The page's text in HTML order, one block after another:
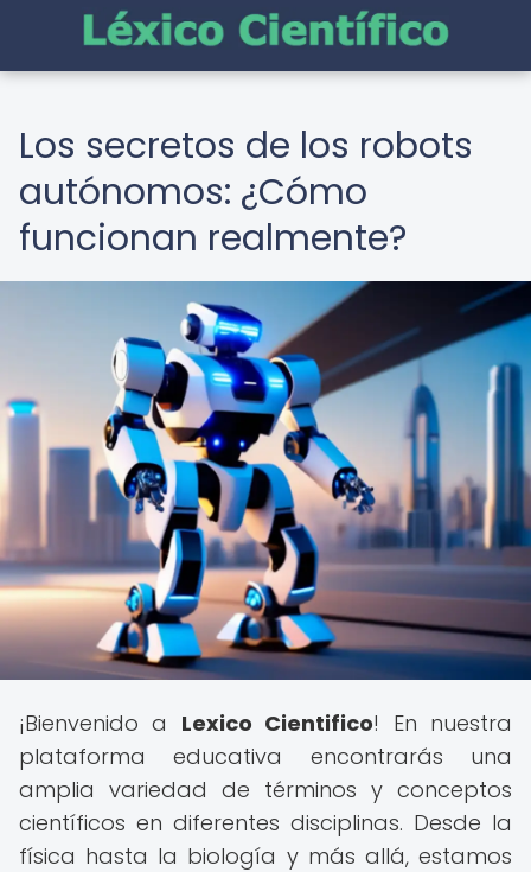
Los secretos de los robots
autónomos: ¿Cómo
funcionan realmente?
¡Bienvenido a Lexico Cientifico! En nuestra
plataforma educativa encontrarás una
amplia variedad de términos y conceptos
científicos en diferentes disciplinas. Desde la
física hasta la biología y más allá, estamos